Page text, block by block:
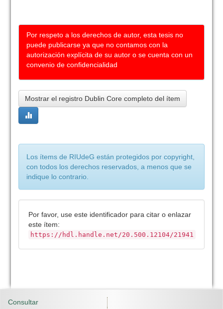
Por respeto a los derechos de autor, esta tesis no
puede publicarse ya que no contamos con la
autorización explícita de su autor o se cuenta con un
convenio de confidencialidad
Mostrar el registro Dublin Core completo del ítem
Los ítems de RIUdeG están protegidos por copyright,
con todos los derechos reservados, a menos que se
indique lo contrario.
Por favor, use este identificador para citar o enlazar
este ítem:
https://hdl.handle.net/20.500.12104/21941
Consultar